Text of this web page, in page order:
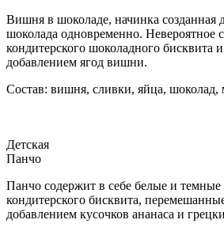
Вишня в шоколаде, начинка созданная
шоколада одновременно. Невероятное
кондитерского шоколадного бисквита
добавлением ягод вишни.
Состав: вишня, сливки, яйца, шоколад,
Детская
Панчо
Панчо содержит в себе белые и темные
кондитерского бисквита,
добавлением кусочков ананаса и